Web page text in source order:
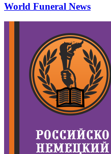
World Funeral News